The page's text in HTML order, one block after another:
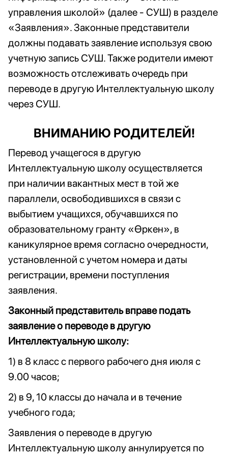
управления школой» (далее - СУШ) в разделе
«Заявления». Законные представители
должны подавать заявление используя свою
учетную запись СУШ. Также родители имеют
возможность отслеживать очередь при
переводе в другую Интеллектуальную школу
через СУШ.
ВНИМАНИЮ РОДИТЕЛЕЙ!
Перевод учащегося в другую
Интеллектуальную школу осуществляется
при наличии вакантных мест в той же
параллели, освободившихся в связи с
выбытием учащихся, обучавшихся по
образовательному гранту «Өркен», в
каникулярное время согласно очередности,
установленной с учетом номера и даты
регистрации, времени поступления
заявления.
Законный представитель вправе подать
заявление о переводе в другую
Интеллектуальную школу:
1) в 8 класс с первого рабочего дня июля с
9.00 часов;
2) в 9, 10 классы до начала и в течение
учебного года;
Заявления о переводе в другую
Интеллектуальную школу аннулируется по